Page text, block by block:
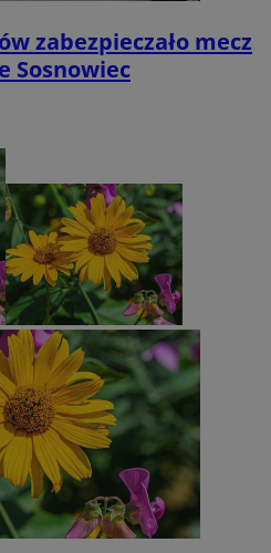
zabezpieczało mecz
Sosnowiec